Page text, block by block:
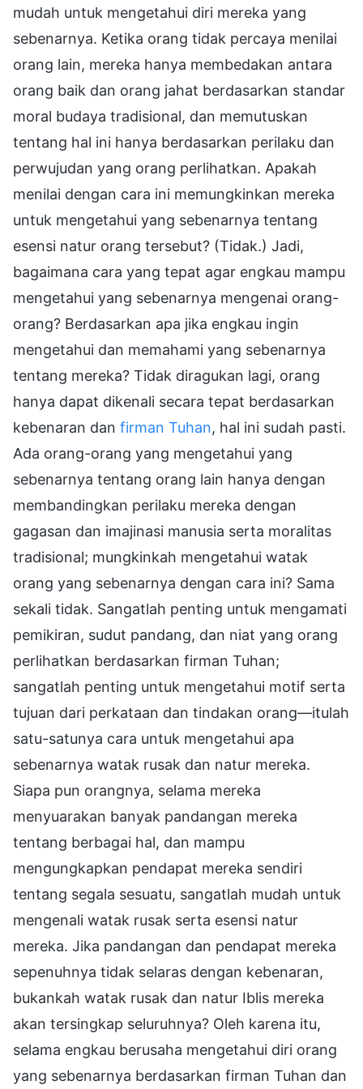
firman Tuhan, hal ini sudah pasti.
Ada orang-orang yang mengetahui yang
sebenarnya tentang orang lain hanya dengan
membandingkan perilaku mereka dengan
gagasan dan imajinasi manusia serta moralitas
tradisional; mungkinkah mengetahui watak
orang yang sebenarnya dengan cara ini? Sama
sekali tidak. Sangatlah penting untuk mengamati
pemikiran, sudut pandang, dan niat yang orang
perlihatkan berdasarkan firman Tuhan;
sangatlah penting untuk mengetahui motif serta
tujuan dari perkataan dan tindakan orang—itulah
satu-satunya cara untuk mengetahui apa
sebenarnya watak rusak dan natur mereka.
Siapa pun orangnya, selama mereka
menyuarakan banyak pandangan mereka
tentang berbagai hal, dan mampu
mengungkapkan pendapat mereka sendiri
tentang segala sesuatu, sangatlah mudah untuk
mengenali watak rusak serta esensi natur
mereka. Jika pandangan dan pendapat mereka
sepenuhnya tidak selaras dengan kebenaran,
bukankah watak rusak dan natur Iblis mereka
akan tersingkap seluruhnya? Oleh karena itu,
selama engkau berusaha mengetahui diri orang
yang sebenarnya berdasarkan firman Tuhan dan